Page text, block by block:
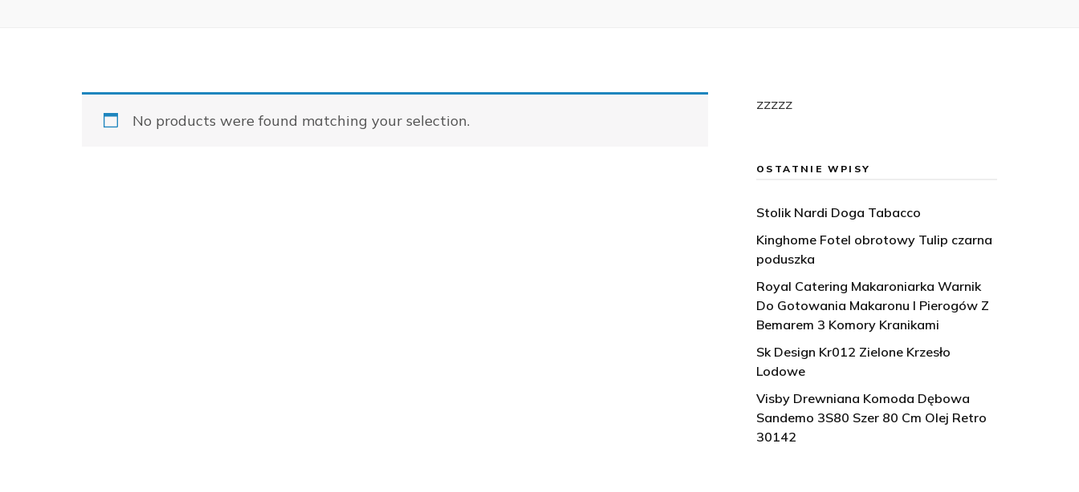
No products were found matching your selection.
zzzzz
OSTATNIE WPISY
Stolik Nardi Doga Tabacco
Kinghome Fotel obrotowy Tulip czarna
poduszka
Royal Catering Makaroniarka Warnik
Do Gotowania Makaronu I Pierogów Z
Bemarem 3 Komory Kranikami
Sk Design Kr012 Zielone Krzesło
Lodowe
Visby Drewniana Komoda Dębowa
Sandemo 3S80 Szer 80 Cm Olej Retro
30142